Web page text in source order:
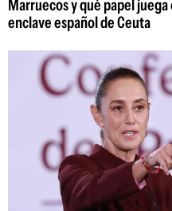
Marruecos y qué papel
enclave español de Ceuta